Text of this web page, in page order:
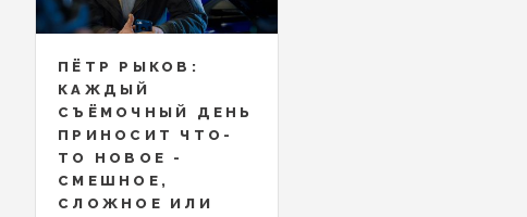
ПЁТР РЫКОВ:
КАЖДЫЙ
СЪЁМОЧНЫЙ ДЕНЬ
ПРИНОСИТ ЧТО-
ТО НОВОЕ -
СМЕШНОЕ,
СЛОЖНОЕ ИЛИ